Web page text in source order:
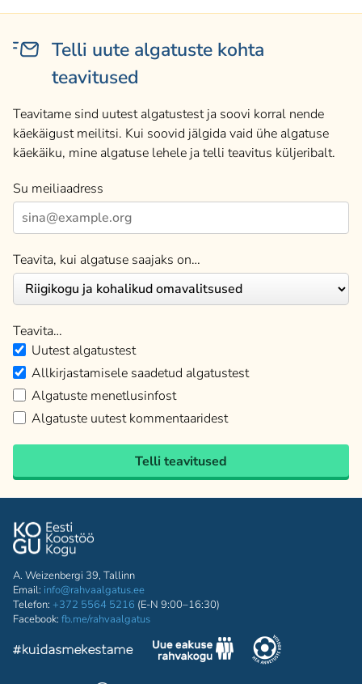
Telli uute algatuste kohta
teavitused
Teavitame sind uutest algatustest ja soovi korral nende
käekäigust meilitsi. Kui soovid jälgida vaid ühe algatuse
käekäiku, mine algatuse lehele ja telli teavitus küljeribalt.
Su meiliaadress
Teavita, kui algatuse saajaks on…
Teavita…
Uutest algatustest
Allkirjastamisele saadetud algatustest
Algatuste menetlusinfost
Algatuste uutest kommentaaridest
Telli teavitused
A. Weizenbergi 39, Tallinn
Email: info@rahvaalgatus.ee
Telefon: +372 5564 5216 (E-N 9:00–16:30)
Facebook: fb.me/rahvaalgatus